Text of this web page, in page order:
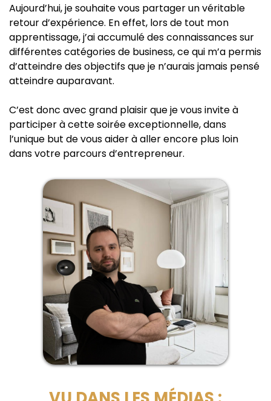
Aujourd’hui, je souhaite vous partager un véritable
retour d’expérience. En effet, lors de tout mon
apprentissage, j’ai accumulé des connaissances sur
différentes catégories de business, ce qui m’a permis
d’atteindre des objectifs que je n’aurais jamais pensé
atteindre auparavant.
C’est donc avec grand plaisir que je vous invite à
participer à cette soirée exceptionnelle, dans
l’unique but de vous aider à aller encore plus loin
dans votre parcours d’entrepreneur.